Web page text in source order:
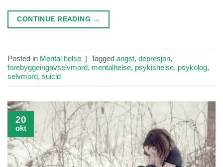
CONTINUE READING →
Posted in Mental helse | Tagged angst, depresjon,
forebyggeingavselvmord, mentalhelse, psykishelse, psykolog,
selvmord, suicid
20
okt